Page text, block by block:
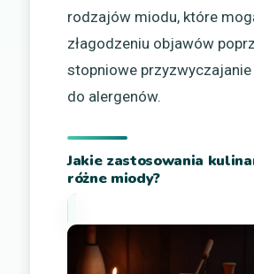
rodzajów miodu, które
złagodzeniu objawów
stopniowe
do alergenów.
Jakie zastosowania
różne miody?